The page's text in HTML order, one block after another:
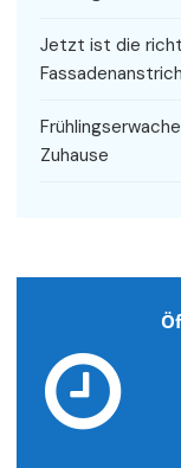
Jetzt ist die
Fassadenanstrich
Zuhause